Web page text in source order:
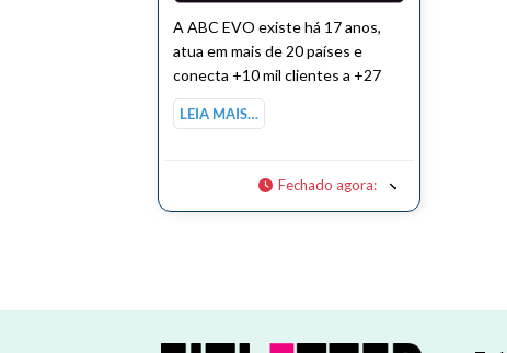
A ABC EVO existe há 17 anos,
atua em mais de 20 países e
conecta +10 mil clientes a +27
LEIA MAIS…
Fechado agora: